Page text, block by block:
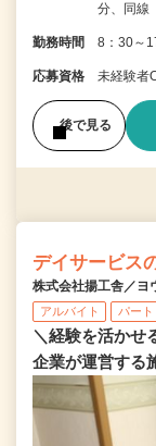
分、同線
勤務時間 8：30～
応募資格 未経験者
後で見る
デイサービス
株式会社揚工舎／ヨ
アルバイト パート
＼経験を活かせ
企業が運営する